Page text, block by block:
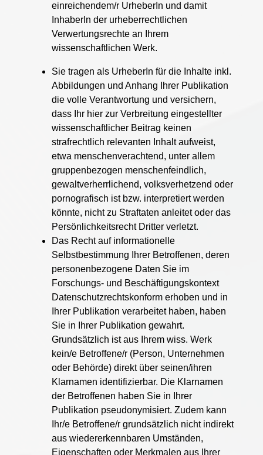
einreichendem/r UrheberIn und damit
InhaberIn der urheberrechtlichen
Verwertungsrechte an Ihrem
wissenschaftlichen Werk.
Sie tragen als UrheberIn für die Inhalte inkl.
Abbildungen und Anhang Ihrer Publikation
die volle Verantwortung und versichern,
dass Ihr hier zur Verbreitung eingestellter
wissenschaftlicher Beitrag keinen
strafrechtlich relevanten Inhalt aufweist,
etwa menschenverachtend, unter allem
gruppenbezogen menschenfeindlich,
gewaltverherrlichend, volksverhetzend oder
pornografisch ist bzw. interpretiert werden
könnte, nicht zu Straftaten anleitet oder das
Persönlichkeitsrecht Dritter verletzt.
Das Recht auf informationelle
Selbstbestimmung Ihrer Betroffenen, deren
personenbezogene Daten Sie im
Forschungs- und Beschäftigungskontext
Datenschutzrechtskonform erhoben und in
Ihrer Publikation verarbeitet haben, haben
Sie in Ihrer Publikation gewahrt.
Grundsätzlich ist aus Ihrem wiss. Werk
kein/e Betroffene/r (Person, Unternehmen
oder Behörde) direkt über seinen/ihren
Klarnamen identifizierbar. Die Klarnamen
der Betroffenen haben Sie in Ihrer
Publikation pseudonymisiert. Zudem kann
Ihr/e Betroffene/r grundsätzlich nicht indirekt
aus wiedererkennbaren Umständen,
Eigenschaften oder Merkmalen aus Ihrer